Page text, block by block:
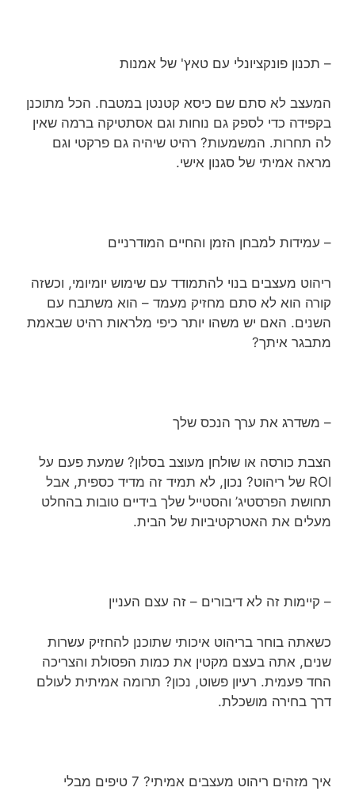
– תכנון פונקציונלי עם טאץ' של אמנות
המעצב לא סתם שם כיסא קטנטן במטבח. הכל מתוכנן
בקפידה כדי לספק גם נוחות וגם אסתטיקה ברמה שאין
לה תחרות. המשמעות? רהיט שיהיה גם פרקטי וגם
מראה אמיתי של סגנון אישי.
– עמידות למבחן הזמן והחיים המודרניים
ריהוט מעצבים בנוי להתמודד עם שימוש יומיומי, וכשזה
קורה הוא לא סתם מחזיק מעמד – הוא משתבח עם
השנים. האם יש משהו יותר כיפי מלראות רהיט שבאמת
מתבגר איתך?
– משדרג את ערך הנכס שלך
הצבת כורסה או שולחן מעוצב בסלון? שמעת פעם על
ROI של ריהוט? נכון, לא תמיד זה מדיד כספית, אבל
תחושת הפרסטיג’ והסטייל שלך בידיים טובות בהחלט
מעלים את האטרקטיביות של הבית.
– קיימות זה לא דיבורים – זה עצם העניין
כשאתה בוחר בריהוט איכותי שתוכנן להחזיק עשרות
שנים, אתה בעצם מקטין את כמות הפסולת והצריכה
החד פעמית. רעיון פשוט, נכון? תרומה אמיתית לעולם
דרך בחירה מושכלת.
איך מזהים ריהוט מעצבים אמיתי? 7 טיפים מבלי